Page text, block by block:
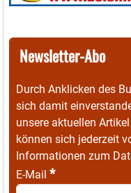
Newsletter-Abo
Durch Anklicken des
sich damit
unsere aktuellen
können sich jederzeit
Informationen zum
E-Mail *